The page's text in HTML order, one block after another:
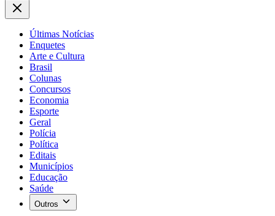
Últimas Notícias
Enquetes
Arte e Cultura
Brasil
Colunas
Concursos
Economia
Esporte
Geral
Polícia
Política
Editais
Municípios
Educação
Saúde
Outros